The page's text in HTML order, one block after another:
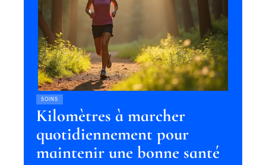
SOINS
Kilomètres à marcher
quotidiennement pour
maintenir une bonne santé